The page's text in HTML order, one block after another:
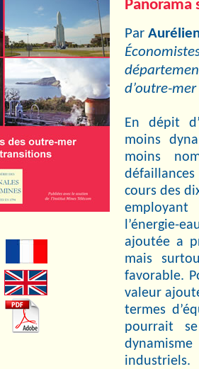
Panorama
Par
d’outre-
En dépit
moins
moins
cours des
l’énergie-
ajoutée a
mais
favorable.
valeur
termes
pourrait
industriels.